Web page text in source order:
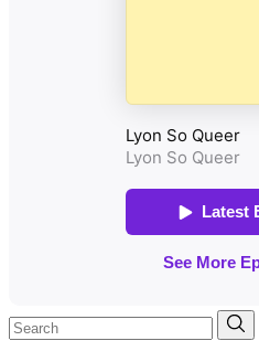
Search
for: